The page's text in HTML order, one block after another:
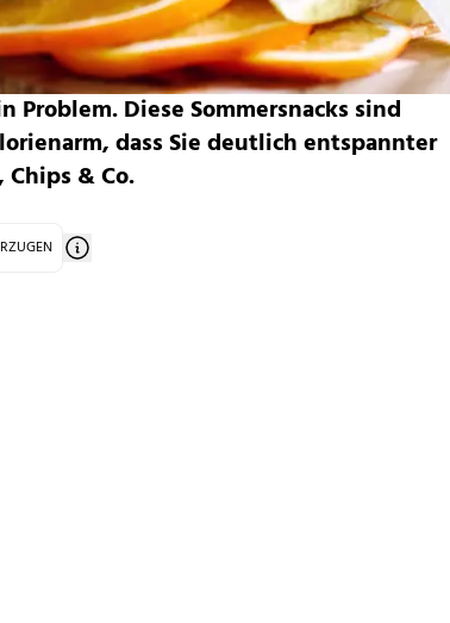
Problem. Diese Sommersnacks sind
dass Sie deutlich entspannter
& Co.